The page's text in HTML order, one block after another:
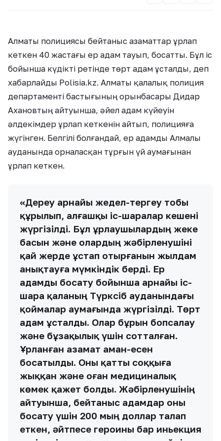
Алматы полициясы бейтаныс азаматтар ұрлап
кеткен 40 жастағы ер адам тауып, босатты. Бұл іс
бойынша күдікті ретінде төрт адам ұсталды, деп
хабарлайды Polisia.kz. Алматы қалалық полиция
департаменті бастығының орынбасары Дидар
Ахановтың айтуынша, әйел адам күйеуін
әлдекімдер ұрлап кеткенін айтып, полицияға
жүгінген. Белгілі болғандай, ер адамды Алмалы
ауданында орналасқан тұрғын үй аумағынан
ұрлап кеткен.
«Дереу арнайы жедел-тергеу тобы
құрылып, алғашқы іс-шаралар кешені
жүргізілді. Бұл ұрлаушылардың жеке
басын және олардың жәбірленушіні
қай жерде ұстап отырғанын жылдам
анықтауға мүмкіндік берді. Ер
адамды босату бойынша арнайы іс-
шара қаланың Түрксіб ауданындағы
қоймалар аумағында жүргізілді. Төрт
адам ұсталды. Олар бұрын бопсалау
және бұзақылық үшін сотталған.
Ұрланған азамат аман-есен
босатылды. Оны қатты соққыға
жыққан және оған медициналық
көмек қажет болды. Жәбірленушінің
айтуынша, бейтаныс адамдар оны
босату үшін 200 мың доллар талап
еткен, әйтпесе героины бар иньекция